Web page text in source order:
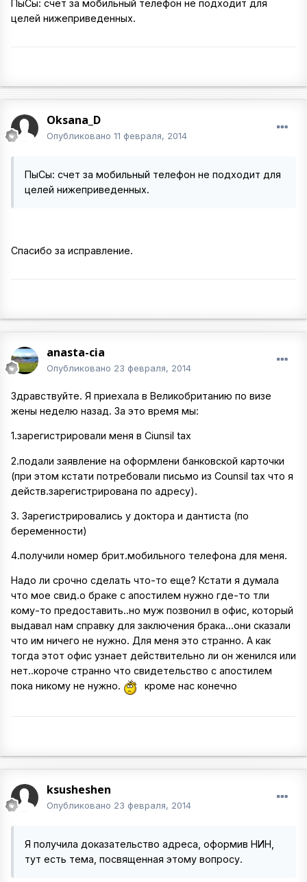
ПыСы: счет за мобильный телефон не подходит для
целей нижеприведенных.
Oksana_D
Опубликовано 11 февраля, 2014
ПыСы: счет за мобильный телефон не подходит для
целей нижеприведенных.
Спасибо за исправление.
anasta-cia
Опубликовано 23 февраля, 2014
Здравствуйте. Я приехала в Великобританию по визе
жены неделю назад. За это время мы:
1.зарегистрировали меня в Ciunsil tax
2.подали заявление на оформлени банковской карточки
(при этом кстати потребовали письмо из Counsil tax что я
действ.зарегистрирована по адресу).
3. Зарегистрировались у доктора и дантиста (по
беременности)
4.получили номер брит.мобильного телефона для меня.
Надо ли срочно сделать что-то еще? Кстати я думала
что мое свид.о браке с апостилем нужно где-то тли
кому-то предоставить..но муж позвонил в офис, который
выдавал нам справку для заключения брака...они сказали
что им ничего не нужно. Для меня это странно. А как
тогда этот офис узнает действительно ли он женился или
нет..короче странно что свидетельство с апостилем
пока никому не нужно.
кроме нас конечно
ksusheshen
Опубликовано 23 февраля, 2014
Я получила доказательство адреса, оформив НИН,
тут есть тема, посвященная этому вопросу.